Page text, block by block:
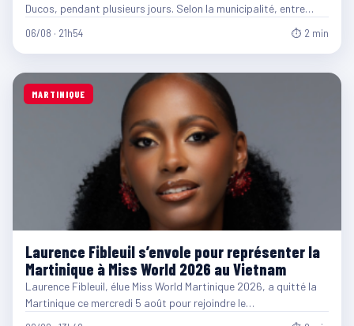
Ducos, pendant plusieurs jours. Selon la municipalité, entre…
06/08 · 21h54 ⏱ 2 min
MARTINIQUE
Laurence Fibleuil s’envole pour représenter la
Martinique à Miss World 2026 au Vietnam
Laurence Fibleuil, élue Miss World Martinique 2026, a quitté la
Martinique ce mercredi 5 août pour rejoindre le…